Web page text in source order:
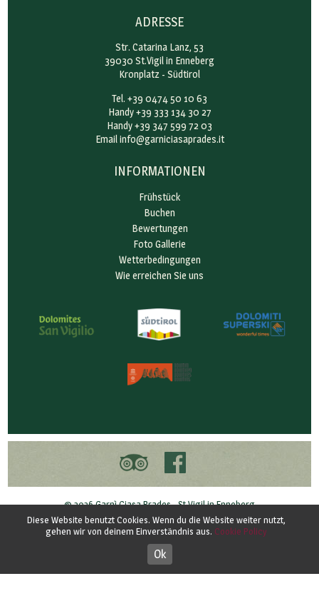
ADRESSE
Str. Catarina Lanz, 53
39030 St.Vigil in Enneberg
Kronplatz - Südtirol
Tel. +39 0474 50 10 63
Handy +39 333 134 30 27
Handy +39 347 599 72 03
Emailinfo@garniciasaprades.it
INFORMATIONEN
Frühstück
Buchen
Bewertungen
Foto Gallerie
Wetterbedingungen
Wie erreichen Sie uns
© 2026 Garnì Ciasa Prades - St.Vigil in Enneberg
MwstNr. 03099880217 - CIN IT021047A15BGQGN25
Credits-Privacy-Privacy -Cookie
Designed by
Diese Website benutzt Cookies. Wenn du die Website weiter nutzt,
gehen wir von deinem Einverständnis aus. Cookie Policy
Ok